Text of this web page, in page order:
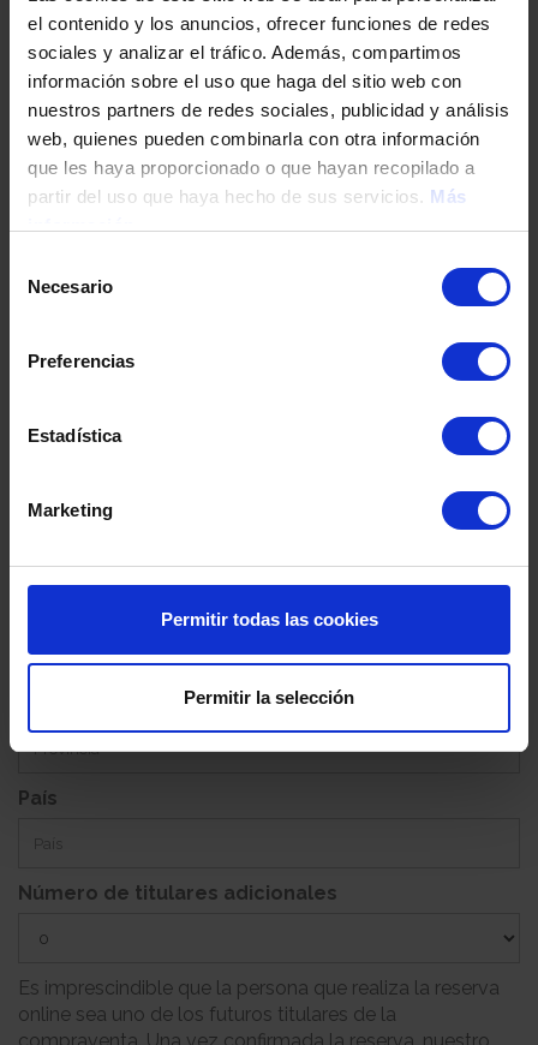
el contenido y los anuncios, ofrecer funciones de redes
sociales y analizar el tráfico. Además, compartimos
información sobre el uso que haga del sitio web con
nuestros partners de redes sociales, publicidad y análisis
web, quienes pueden combinarla con otra información
que les haya proporcionado o que hayan recopilado a
partir del uso que haya hecho de sus servicios. Más
Necesario
Preferencias
Estadística
Marketing
Permitir todas las cookies
Permitir la selección
Tu teléfono
DNI / Pasaporte / NIE
Código postal
País
Número de titulares adicionales
Es imprescindible que la persona que realiza la reserva
online sea uno de los futuros titulares de la